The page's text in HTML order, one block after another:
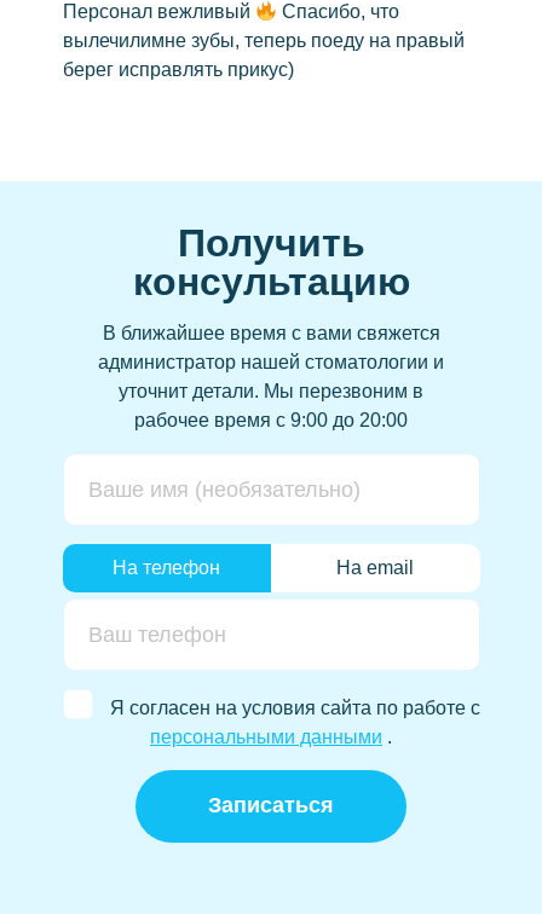
Керамические
Зубной мост
Удаление зуба мудрости
Лечение зубов
Элайнеры
Персонал вежливый
Спасибо, что
вылечилимне зубы, теперь поеду на правый
берег исправлять прикус)
Получить
консультацию
В ближайшее время с вами свяжется
администратор нашей стоматологии и
уточнит детали. Мы перезвоним в
рабочее время с 9:00 до 20:00
На телефон На email
Я согласен на условия сайта по работе с
персональными данными .
Записаться